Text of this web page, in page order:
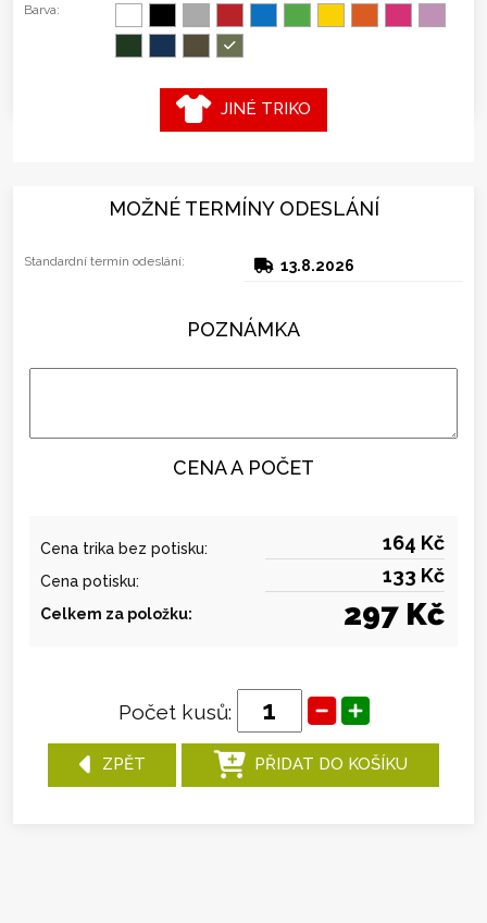
Barva:
JINÉ TRIKO
MOŽNÉ TERMÍNY ODESLÁNÍ
Standardní termín odeslání: 13.8.2026
POZNÁMKA
CENA A POČET
Cena trika bez potisku: 164 Kč
Cena potisku: 133 Kč
Celkem za položku: 297 Kč
Počet kusů:
ZPĚT PŘIDAT DO KOŠÍKU